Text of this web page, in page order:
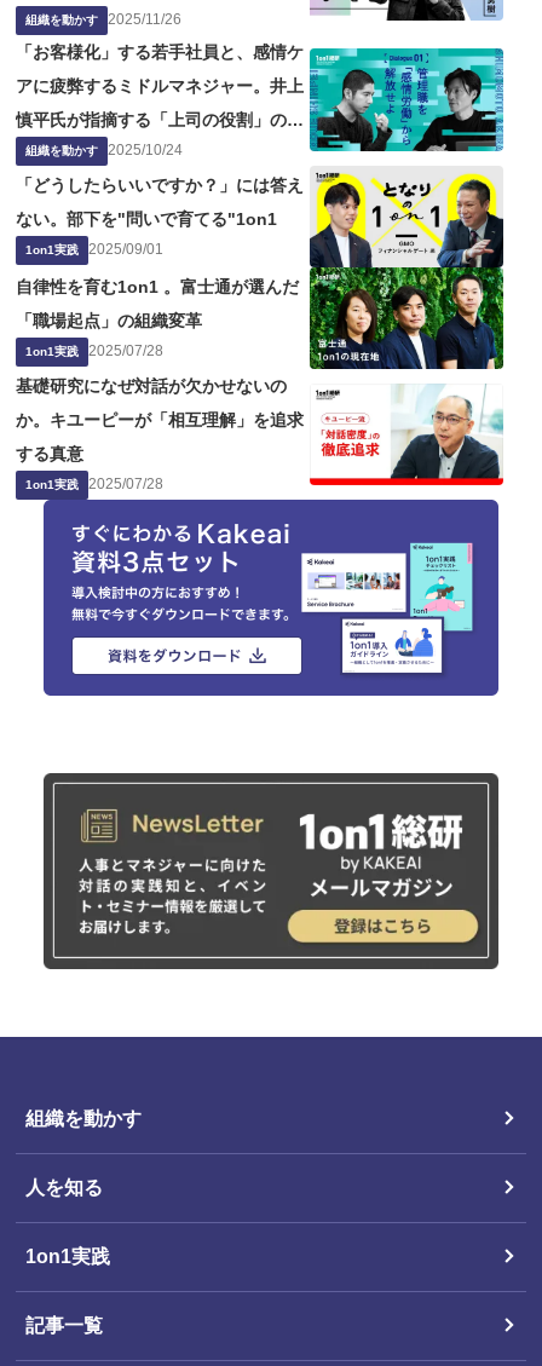
組織を動かす 2025/11/26
「お客様化」する若手社員と、感情ケ
アに疲弊するミドルマネジャー。井上
慎平氏が指摘する「上司の役割」の問
題点
組織を動かす 2025/10/24
「どうしたらいいですか？」には答え
ない。部下を"問いで育てる"1on1
1on1実践 2025/09/01
自律性を育む1on1 。富士通が選んだ
「職場起点」の組織変革
1on1実践 2025/07/28
基礎研究になぜ対話が欠かせないの
か。キユーピーが「相互理解」を追求
する真意
1on1実践 2025/07/28
組織を動かす
人を知る
1on1実践
記事一覧